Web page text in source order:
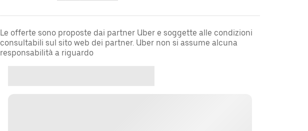
Le offerte sono proposte dai partner Uber e soggette alle condizioni
consultabili sul sito web dei partner. Uber non si assume alcuna
responsabilità a riguardo